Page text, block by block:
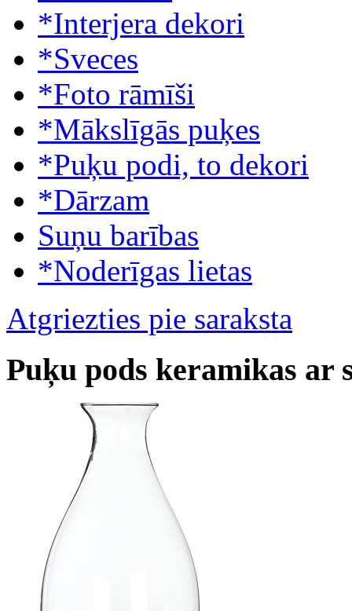
*Interjera dekori
*Sveces
*Foto rāmīši
*Mākslīgās puķes
*Puķu podi, to dekori
*Dārzam
Suņu barības
*Noderīgas lietas
Atgriezties pie saraksta
Puķu pods keramikas ar